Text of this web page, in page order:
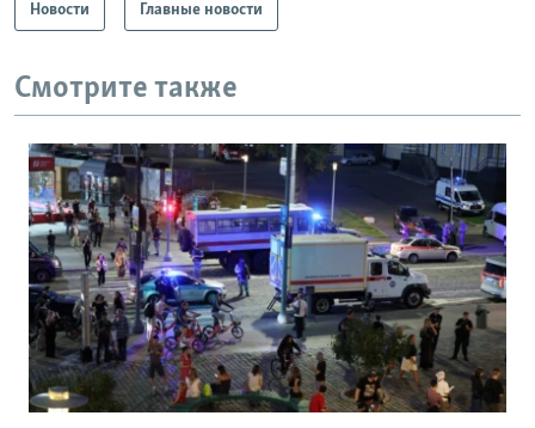
Новости Главные новости
Смотрите также